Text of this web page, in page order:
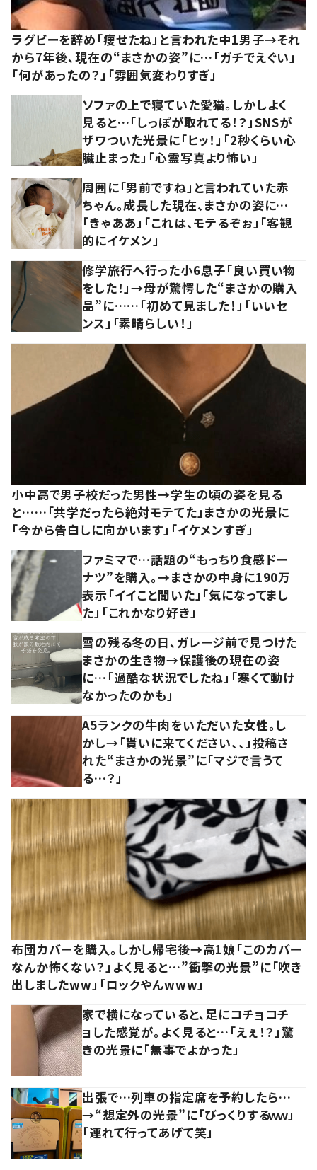
ラグビーを辞め「痩せたね」と言われた中1男子→それ
から7年後、現在の“まさかの姿”に…「ガチでえぐい」
「何があったの？」「雰囲気変わりすぎ」
ソファの上で寝ていた愛猫。しかしよく
見ると…「しっぽが取れてる！？」SNSが
ザワついた光景に「ヒッ！」「2秒くらい心
臓止まった」「心霊写真より怖い」
周囲に「男前ですね」と言われていた赤
ちゃん。成長した現在、まさかの姿に…
「きゃああ」「これは、モテるぞぉ」「客観
的にイケメン」
修学旅行へ行った小6息子「良い買い物
をした！」→母が驚愕した“まさかの購入
品”に……「初めて見ました！」「いいセ
ンス」「素晴らしい！」
小中高で男子校だった男性→学生の頃の姿を見る
と……「共学だったら絶対モテてた」まさかの光景に
「今から告白しに向かいます」「イケメンすぎ」
ファミマで…話題の“もっちり食感ドー
ナツ”を購入。→まさかの中身に190万
表示「イイこと聞いた」「気になってまし
た」「これかなり好き」
雪の残る冬の日、ガレージ前で見つけた
まさかの生き物→保護後の現在の姿
に…「過酷な状況でしたね」「寒くて動け
なかったのかも」
A5ランクの牛肉をいただいた女性。し
かし→「貰いに来てください、、」投稿さ
れた“まさかの光景”に「マジで言うて
る…？」
布団カバーを購入。しかし帰宅後→高1娘「このカバー
なんか怖くない？」よく見ると…”衝撃の光景”に「吹き
出しましたww」「ロックやんwww」
家で横になっていると、足にコチョコチ
ョした感覚が。よく見ると…「えぇ！？」驚
きの光景に「無事でよかった」
出張で…列車の指定席を予約したら…
→“想定外の光景”に「びっくりするｗｗ」
「連れて行ってあげて笑」